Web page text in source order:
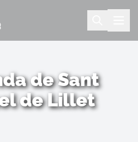
de Sant
de Lillet